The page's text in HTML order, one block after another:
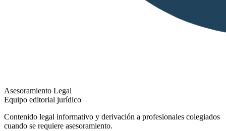
Asesoramiento Legal
Equipo editorial jurídico
Contenido legal informativo y derivación a profesionales colegiados
cuando se requiere asesoramiento.